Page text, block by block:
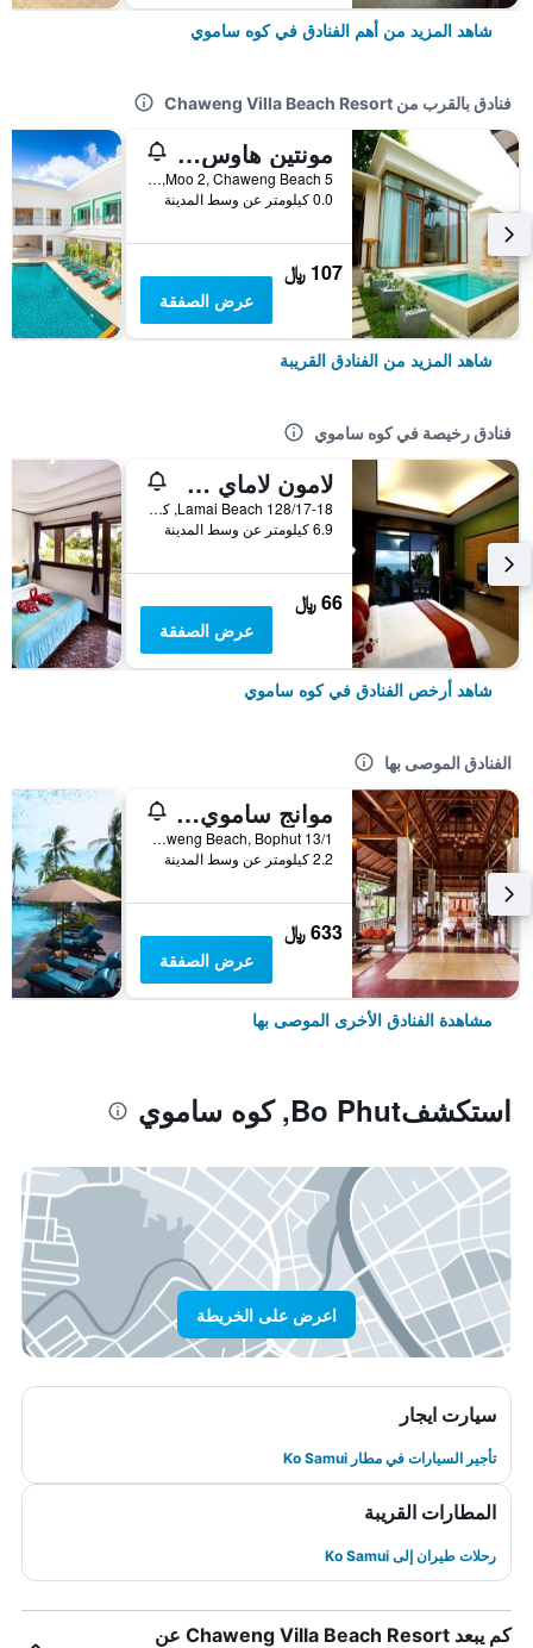
شاهد المزيد من أهم الفنادق في كوه ساموي
فنادق بالقرب من Chaweng Villa Beach Resort
مونتين هاوس تشاوينغ بيتش ريزورت
5 Moo 2, Chaweng Beach, كوه ساموي, تايلاند
0.0 كيلومتر عن وسط المدينة
107 ﷼
عرض الصفقة
شاهد المزيد من الفنادق القريبة
فنادق رخيصة في كوه ساموي
لامون لاماي ريزيدنس
128/17-18 Lamai Beach, كوه ساموي, تايلاند
6.9 كيلومتر عن وسط المدينة
66 ﷼
عرض الصفقة
شاهد أرخص الفنادق في كوه ساموي
الفنادق الموصى بها
موانج ساموي سبا ريزورت
13/1 Moo2, Chaweng Beach, Bophut, كوه ساموي, تايلاند
2.2 كيلومتر عن وسط المدينة
633 ﷼
عرض الصفقة
مشاهدة الفنادق الأخرى الموصى بها
استكشفBo Phut, كوه ساموي
اعرض على الخريطة
سيارت ايجار
تأجير السيارات في مطار Ko Samui
المطارات القريبة
رحلات طيران إلى Ko Samui
كم يبعد Chaweng Villa Beach Resort عن